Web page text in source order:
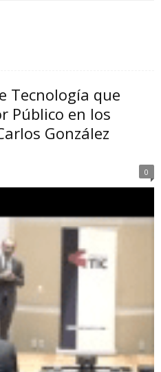
Tecnología que
Público en los
González
0